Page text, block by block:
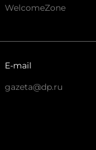
WelcomeZone
E-mail
gazeta@dp.ru